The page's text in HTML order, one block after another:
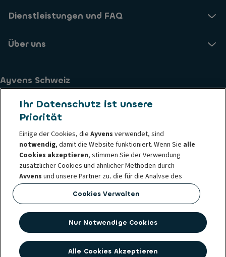
Dienstleistungen und FAQ
Über uns
Ayvens Schweiz
Ayvens Switzerland AG
Baslerpark | Baslerstrasse 60
8048 Zürich, Schweiz
Impressum AGB
Datenschutzerklärung
Datenschutzanfrage
Compliance Vorgaben für Kunden
Lieferanten Verhaltenskodex
Cookie-Richtlinie
Societe Generale
Whistleblowing
Ihr Datenschutz ist unsere
Priorität
Einige der Cookies, dieAyvens verwendet, sind
notwendig, damit die Website funktioniert. Wenn Sie alle
Cookies akzeptieren, stimmen Sie der Verwendung
zusätzlicher Cookies und ähnlicher Methoden durch
Ayvens und unsere Partner zu, die für die Analyse des
Website-Traffic und des Online-Verhaltens sowie für die
Anzeige von Social-Media-Funktionen, die
Website und auf externen Websites eingesetzt werden.
Sie können IhreCookies jederzeit verwaltenund Ihre
Zustimmung zurückziehen. Das Zurückziehen hat keine
Cookies Verwalten
Nur Notwendige Cookies
Alle Cookies Akzeptieren